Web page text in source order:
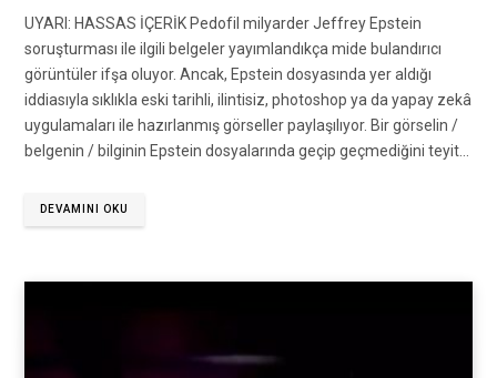
UYARI: HASSAS İÇERİK Pedofil milyarder Jeffrey Epstein
soruşturması ile ilgili belgeler yayımlandıkça mide bulandırıcı
görüntüler ifşa oluyor. Ancak, Epstein dosyasında yer aldığı
iddiasıyla sıklıkla eski tarihli, ilintisiz, photoshop ya da yapay zekâ
uygulamaları ile hazırlanmış görseller paylaşılıyor. Bir görselin /
belgenin / bilginin Epstein dosyalarında geçip geçmediğini teyit…
DEVAMINI OKU